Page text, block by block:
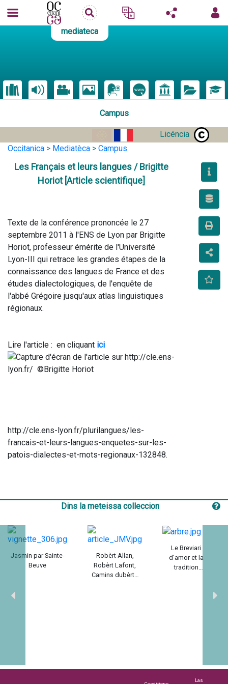
mediateca
Campus
Licéncia
Occitanica > Mediatèca > Campus
Les Français et leurs langues / Brigitte
Horiot [Article scientifique]
Texte de la conférence prononcée le 27
septembre 2011 à l'ENS de Lyon par Brigitte
Horiot, professeur émérite de l'Université
Lyon-III qui retrace les grandes étapes de la
connaissance des langues de France et des
études dialectologiques, de l'enquête de
l'abbé Grégoire jusqu'aux atlas linguistiques
régionaux.
Lire l'article :  en cliquant ici
http://cle.ens-lyon.fr/plurilangues/les-
francais-et-leurs-langues-enquetes-sur-les-
patois-dialectes-et-mots-regionaux-132848.
Dins la meteissa colleccion
Jasmin par Sainte-
Beuve
Robèrt Allan,
Robèrt Lafont,
Camins dubèrts
Le Breviari
d'amor et la
tradition
Las